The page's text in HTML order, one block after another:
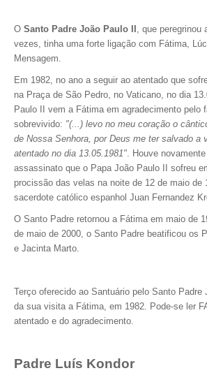
O Santo Padre João Paulo II , que peregrinou
vezes, tinha uma forte ligação com Fátima,
Mensagem.
Em 1982, no ano a seguir ao atentado que
na Praça de São Pedro, no Vaticano, no dia
Paulo II vem a Fátima em agradecimento pelo
sobrevivido: "(...) levo no meu coração o
de Nossa Senhora, por Deus me ter salvado a
atentado no dia 13.05.1981". Houve
assassinato que o Papa João Paulo II sofreu
procissão das velas na noite de 12 de maio de
sacerdote católico espanhol Juan Fernandez
O Santo Padre retornou a Fátima em maio de
de maio de 2000, o Santo Padre beatificou os
e Jacinta Marto.
Terço oferecido ao Santuário pelo Santo Padre
da sua visita a Fátima, em 1982. Pode-se ler
atentado e do agradecimento.
Padre Luís Kondor